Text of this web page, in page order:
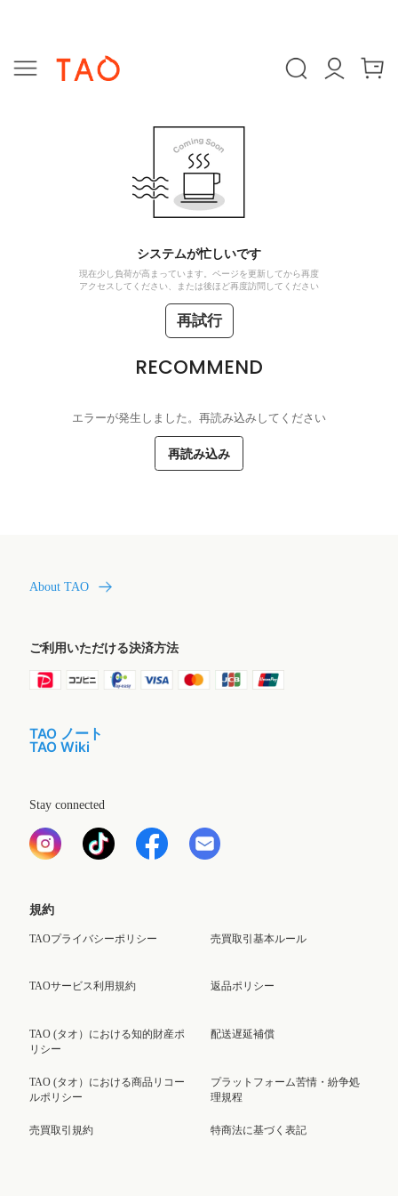
システムが忙しいです
現在少し負荷が高まっています。ページを更新してから再度
アクセスしてください、または後ほど再度訪問してください
再試行
RECOMMEND
エラーが発生しました。再読み込みしてください
再読み込み
About TAO
ご利用いただける決済方法
TAO ノート
TAO Wiki
Stay connected
規約
TAOプライバシーポリシー
TAOサービス利用規約
TAO (タオ）における知的財産ポ
リシー
TAO (タオ）における商品リコー
ルポリシー
売買取引規約
売買取引基本ルール
返品ポリシー
配送遅延補償
プラットフォーム苦情・紛争処
理規程
特商法に基づく表記